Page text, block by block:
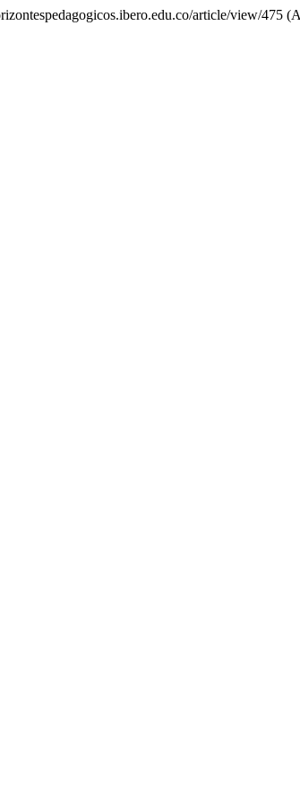
article/view/475